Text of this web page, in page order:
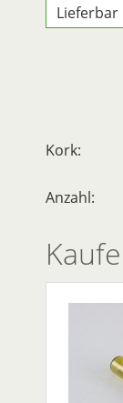
Lieferbar
Kork:
Anzahl: